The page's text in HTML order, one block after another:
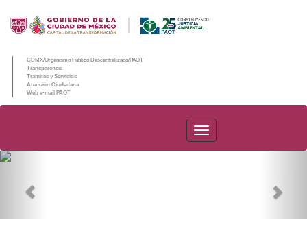
CDMX/Organismo Público Descentralizado/PAOT
Transparencia
Trámites y Servicios
Atención Ciudadana
Web e-mail PAOT
PAOT